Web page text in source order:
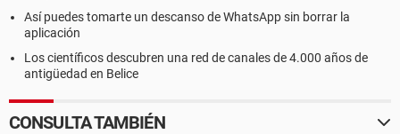
Así puedes tomarte un descanso de WhatsApp sin borrar la
aplicación
Los científicos descubren una red de canales de 4.000 años de
antigüedad en Belice
CONSULTA TAMBIÉN